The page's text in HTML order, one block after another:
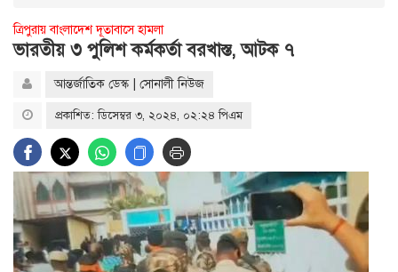
ত্রিপুরায় বাংলাদেশ দূতাবাসে হামলা
ভারতীয় ৩ পুলিশ কর্মকর্তা বরখাস্ত, আটক ৭
আন্তর্জাতিক ডেস্ক | সোনালী নিউজ
প্রকাশিত: ডিসেম্বর ৩, ২০২৪, ০২:২৪ পিএম